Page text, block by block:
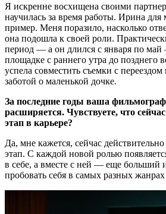
Я искренне восхищена своими
научилась за время работы. Ирина
пример. Меня поразило, насколько
она подошла к своей роли.
период — а он длился с января по
площадке с раннего утра до позднего
успела совместить съемки с
заботой о маленькой дочке.
За последние годы ваша
расширяется. Чувствуете, что
этап в карьере?
Да, мне кажется, сейчас
этап. С каждой новой ролью
в себе, а вместе с ней — еще больший
пробовать себя в самых разных